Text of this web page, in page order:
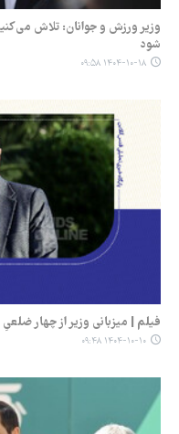
وزیر ورزش و جوانان: تلاش
شود
۱۴۰۴-۱۰-۱۸ ۰۹:۵۸
فیلم | میزبانی وزیر از چهار
۱۴۰۴-۱۰-۱۰ ۰۹:۴۸